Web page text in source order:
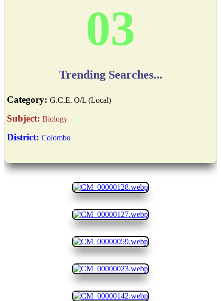
03
Trending Searches...
Category: G.C.E. O/L (Local)
Subject: Biology
District: Colombo